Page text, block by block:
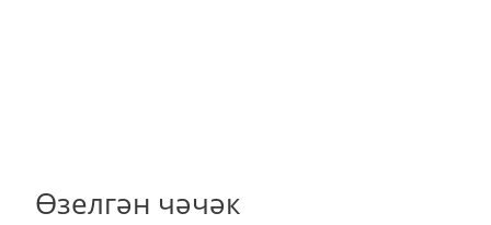
Өзелгән чәчәк